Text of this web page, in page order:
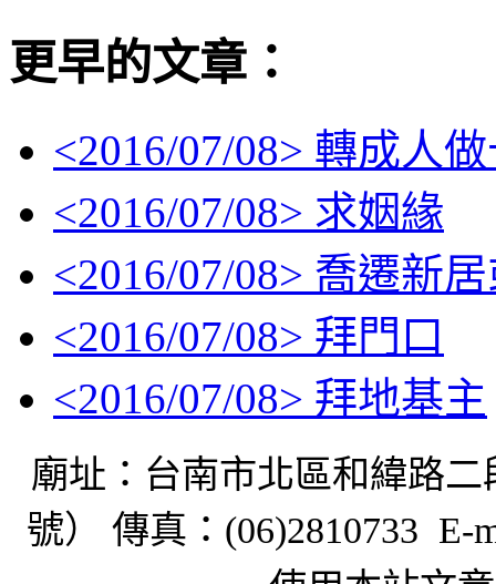
更早的文章：
<2016/07/08> 轉成人
<2016/07/08> 求姻緣
<2016/07/08> 喬遷新
<2016/07/08> 拜門口
<2016/07/08> 拜地基主
廟址：台南市北區和緯路二
號） 傳真： (06)2810733 E-